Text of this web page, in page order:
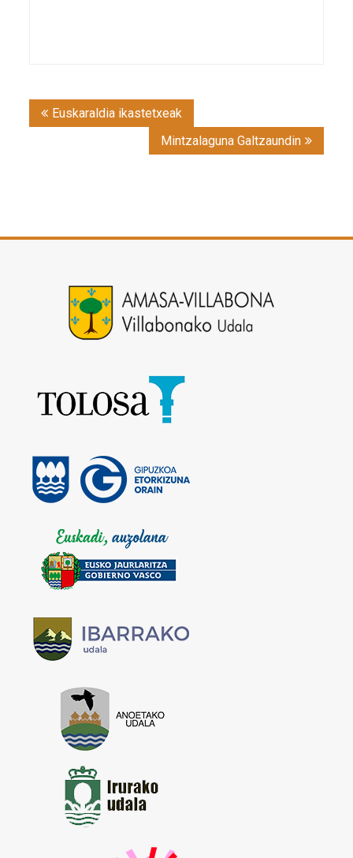
Post
navigation
Euskaraldia ikastetxeak
Mintzalaguna Galtzaundin